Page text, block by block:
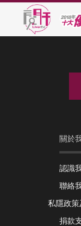
關於
認識
聯絡
私隱政策
捐款